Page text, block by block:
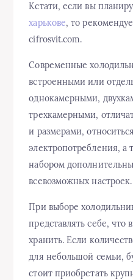
Кстати, если вы
харькове, то
cifrosvit.com.
Современные
встроенными или
однокамерными,
трехкамерными,
и размерами,
электропотребления, а
набором
всевозможных настроек.
При выборе
представлять себе, что
хранить. Если
для небольшой семьи,
стоит приобретать